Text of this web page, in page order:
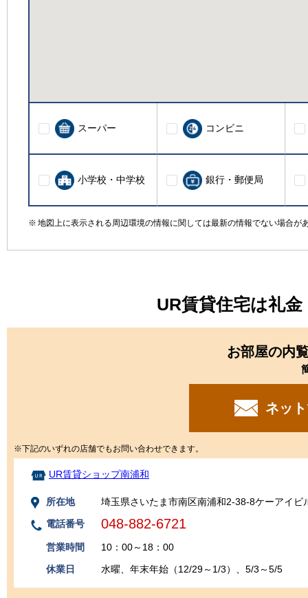
スーパー コンビニ
小学校・中学校 銀行・郵便局
地図上に表示される周辺環境の情報に関しては最新の情報でない場合
UR賃貸住宅は礼
お部屋の内
ネッ
※下記のいずれの店舗でもお問い合わせできます。
UR賃貸ショップ南浦和
所在地
埼玉県さいたま市南区南浦和2-38-8ケーアイビ
電話番号
048-882-6721
営業時間
10：00～18：00
休業日
水曜、年末年始（12/29～1/3）、5/3～5/5